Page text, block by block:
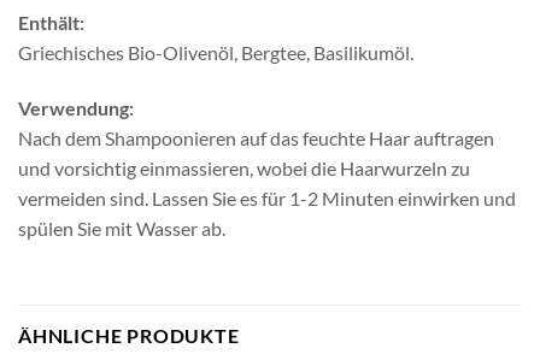
Enthält:
Griechisches Bio-Olivenöl, Bergtee, Basilikumöl.
Verwendung:
Nach dem Shampoonieren auf das feuchte Haar auftragen
und vorsichtig einmassieren, wobei die Haarwurzeln zu
vermeiden sind. Lassen Sie es für 1-2 Minuten einwirken und
spülen Sie mit Wasser ab.
ÄHNLICHE PRODUKTE